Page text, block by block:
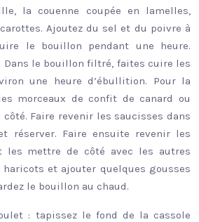
la couenne coupée en lamelles,
Ajoutez du sel et du poivre à
le bouillon pendant une heure.
Dans le bouillon filtré, faites cuire les
une heure d’ébullition. Pour la
morceaux de confit de canard ou
Faire revenir les saucisses dans
réserver. Faire ensuite revenir les
les mettre de côté avec les autres
et ajouter quelques gousses
le bouillon au chaud.
: tapissez le fond de la cassole